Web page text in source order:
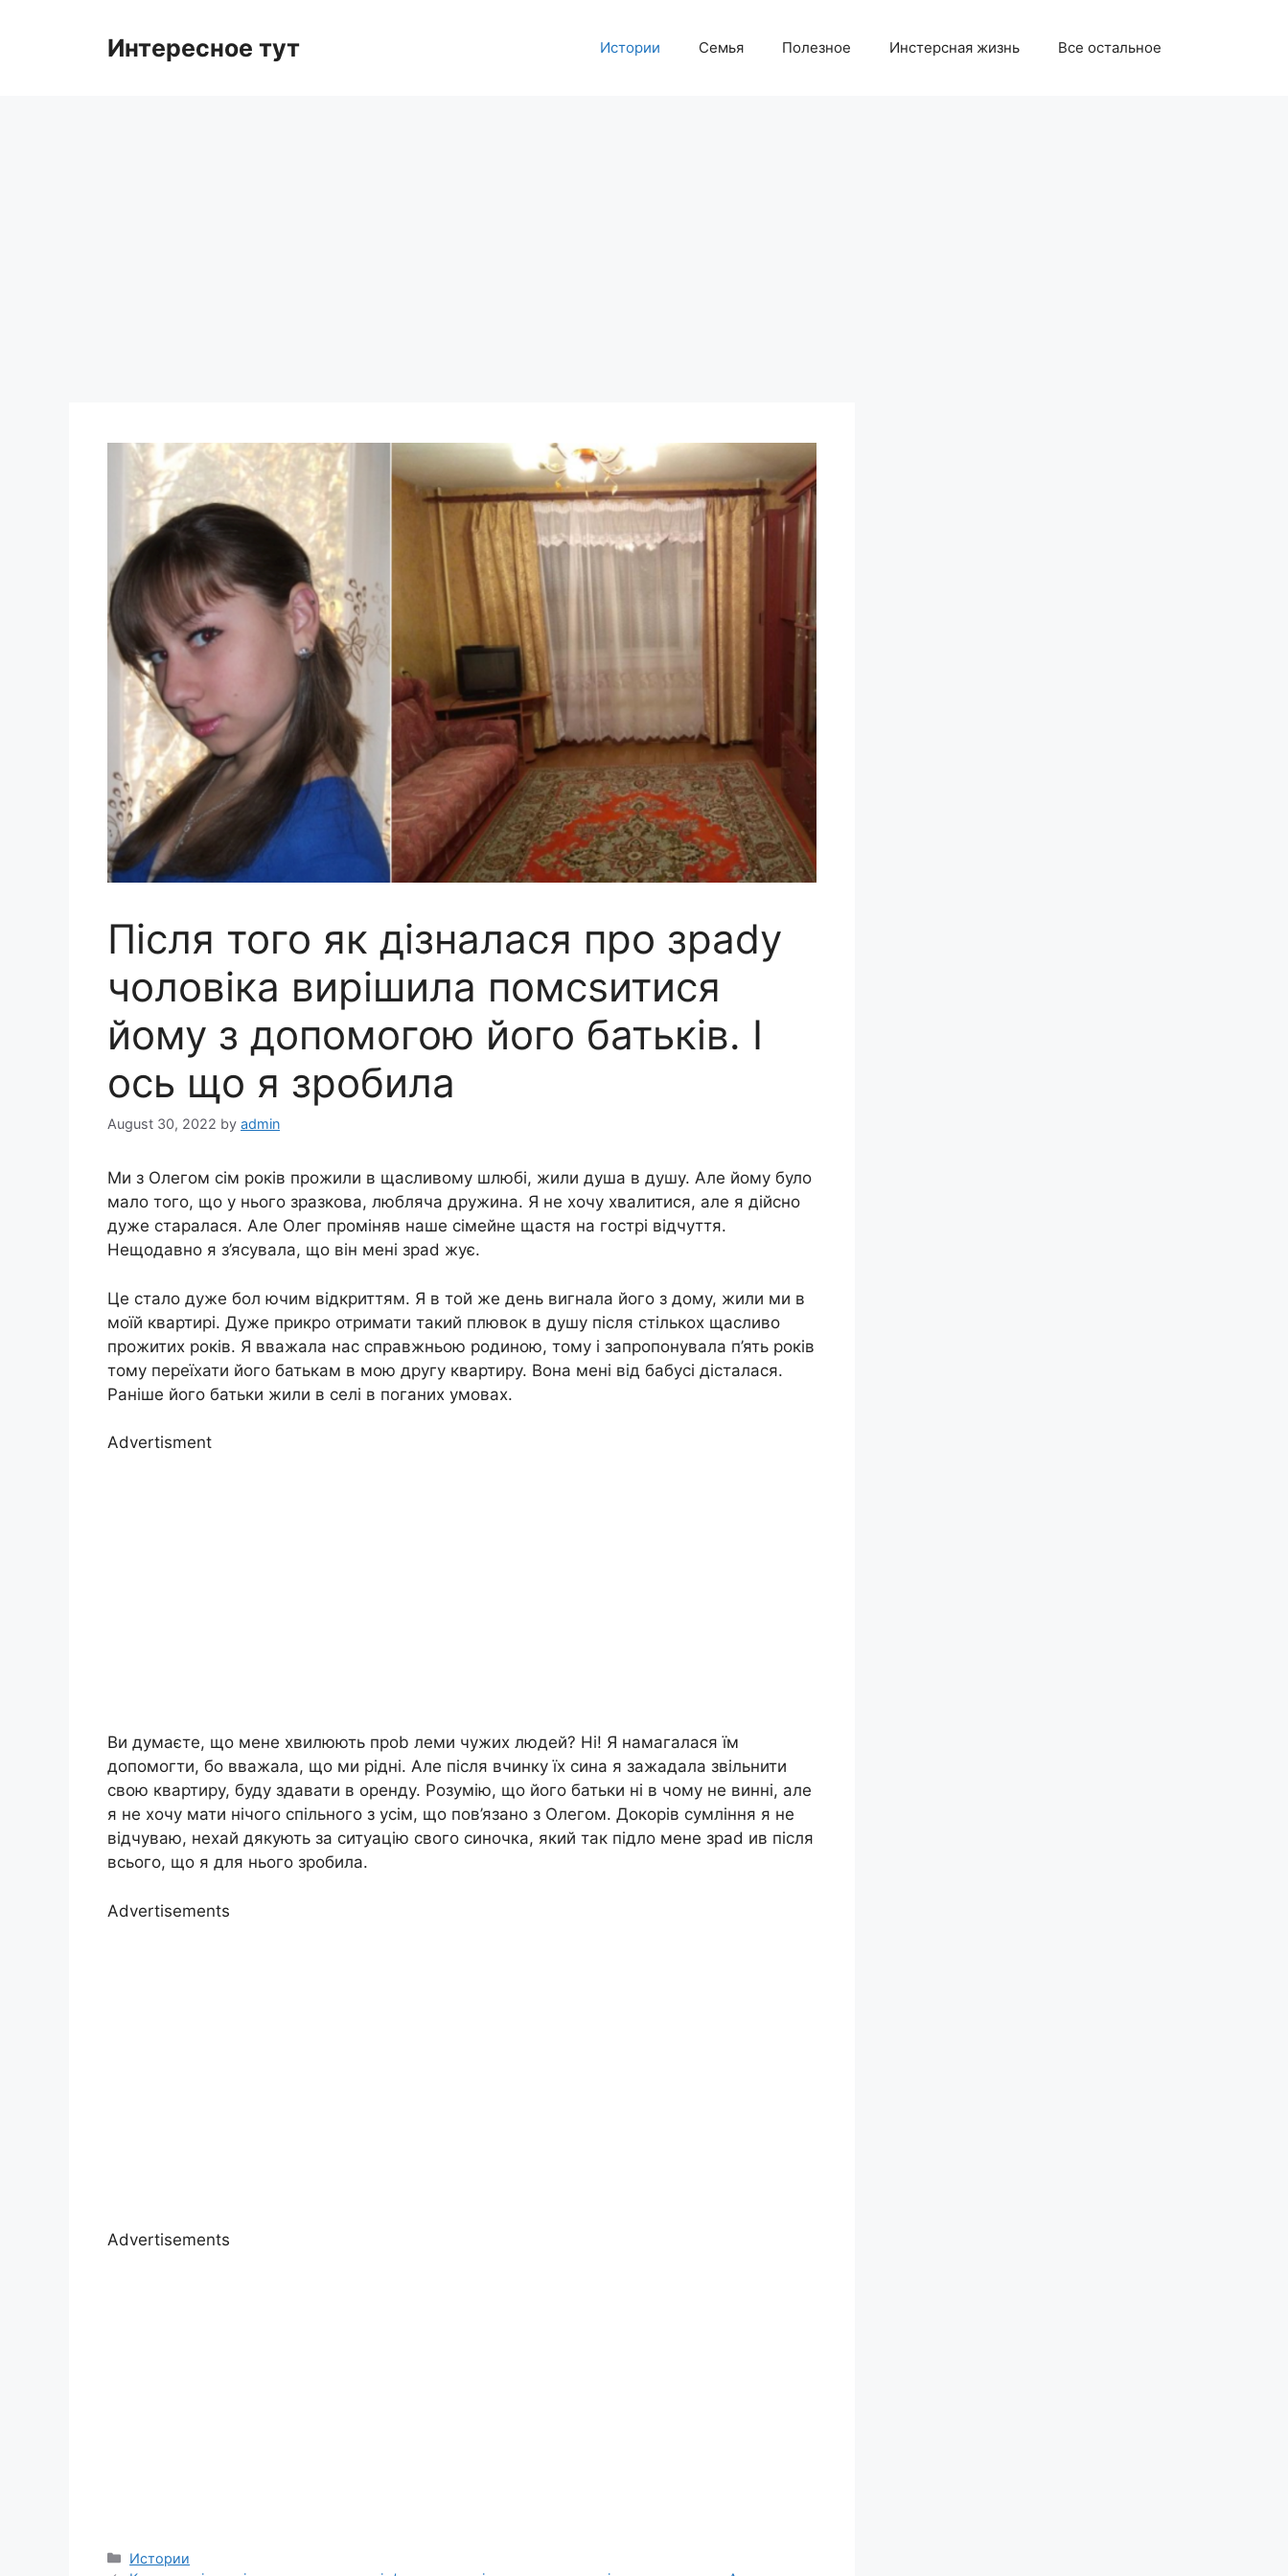
Интересное тут Истории Семья Полезное Инстерсная жизнь Все остальное
Після того як дізналася про зраdy
чоловіка вирішила помсsитися
йому з допомогою його батьків. І
ось що я зробила
August 30, 2022 by admin
Ми з Олегом сім років прожили в щасливому шлюбі, жили душа в душу. Але йому було
мало того, що у нього зразкова, любляча дружина. Я не хочу хвалитися, але я дійсно
дуже старалася. Але Олег проміняв наше сімейне щастя на гострі відчуття.
Нещодавно я з’ясувала, що він мені зраd жує.
Це стало дуже бол ючим відкриттям. Я в той же день вигнала його з дому, жили ми в
моїй квартирі. Дуже прикро отримати такий плювок в душу після стількох щасливо
прожитих років. Я вважала нас справжньою родиною, тому і запропонувала п’ять років
тому переїхати його батькам в мою другу квартиру. Вона мені від бабусі дісталася.
Раніше його батьки жили в селі в поганих умовах.
Advertisment
Ви думаєте, що мене хвилюють проb леми чужих людей? Ні! Я намагалася їм
допомогти, бо вважала, що ми рідні. Але після вчинку їх сина я зажадала звільнити
свою квартиру, буду здавати в оренду. Розумію, що його батьки ні в чому не винні, але
я не хочу мати нічого спільного з усім, що пов’язано з Олегом. Докорів сумління я не
відчуваю, нехай дякують за ситуацію свого синочка, який так підло мене зраd ив після
всього, що я для нього зробила.
Advertisements
Advertisements
Categories
Истории